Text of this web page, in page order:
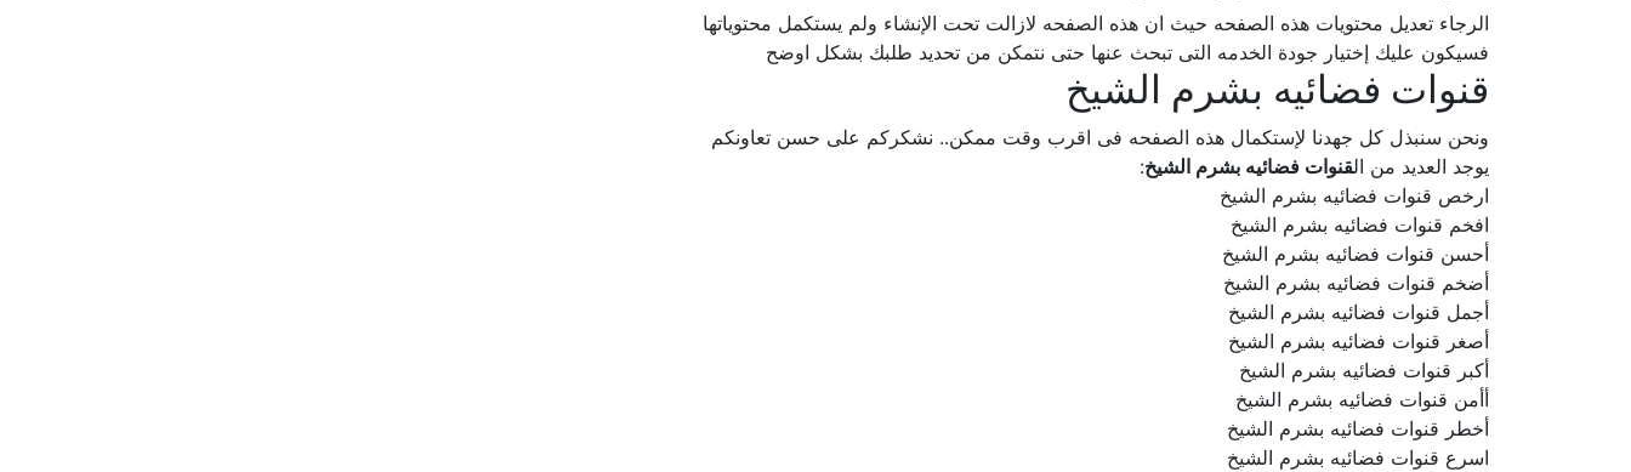
الرجاء تعديل محتويات هذه الصفحه حيث ان هذه الصفحه لازالت تحت الإنشاء ولم يستكمل محتوياتها
فسيكون عليك إختيار جودة الخدمه التى تبحث عنها حتى نتمكن من تحديد طلبك بشكل اوضح
قنوات فضائيه بشرم الشيخ
ونحن سنبذل كل جهدنا لإستكمال هذه الصفحه فى اقرب وقت ممكن.. نشكركم على حسن تعاونكم
يوجد العديد من القنوات فضائيه بشرم الشيخ:
ارخص قنوات فضائيه بشرم الشيخ
افخم قنوات فضائيه بشرم الشيخ
أحسن قنوات فضائيه بشرم الشيخ
أضخم قنوات فضائيه بشرم الشيخ
أجمل قنوات فضائيه بشرم الشيخ
أصغر قنوات فضائيه بشرم الشيخ
أكبر قنوات فضائيه بشرم الشيخ
أأمن قنوات فضائيه بشرم الشيخ
أخطر قنوات فضائيه بشرم الشيخ
اسرع قنوات فضائيه بشرم الشيخ